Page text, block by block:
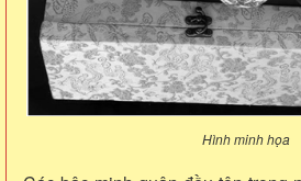
Hình minh họa